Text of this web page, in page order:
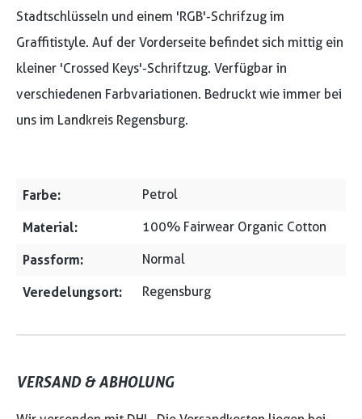
Stadtschlüsseln und einem 'RGB'-Schrifzug im
Graffitistyle. Auf der Vorderseite befindet sich mittig ein
kleiner 'Crossed Keys'-Schriftzug. Verfügbar in
verschiedenen Farbvariationen. Bedruckt wie immer bei
uns im Landkreis Regensburg.
Farbe: Petrol
Material: 100% Fairwear Organic Cotton
Passform: Normal
Veredelungsort: Regensburg
VERSAND & ABHOLUNG